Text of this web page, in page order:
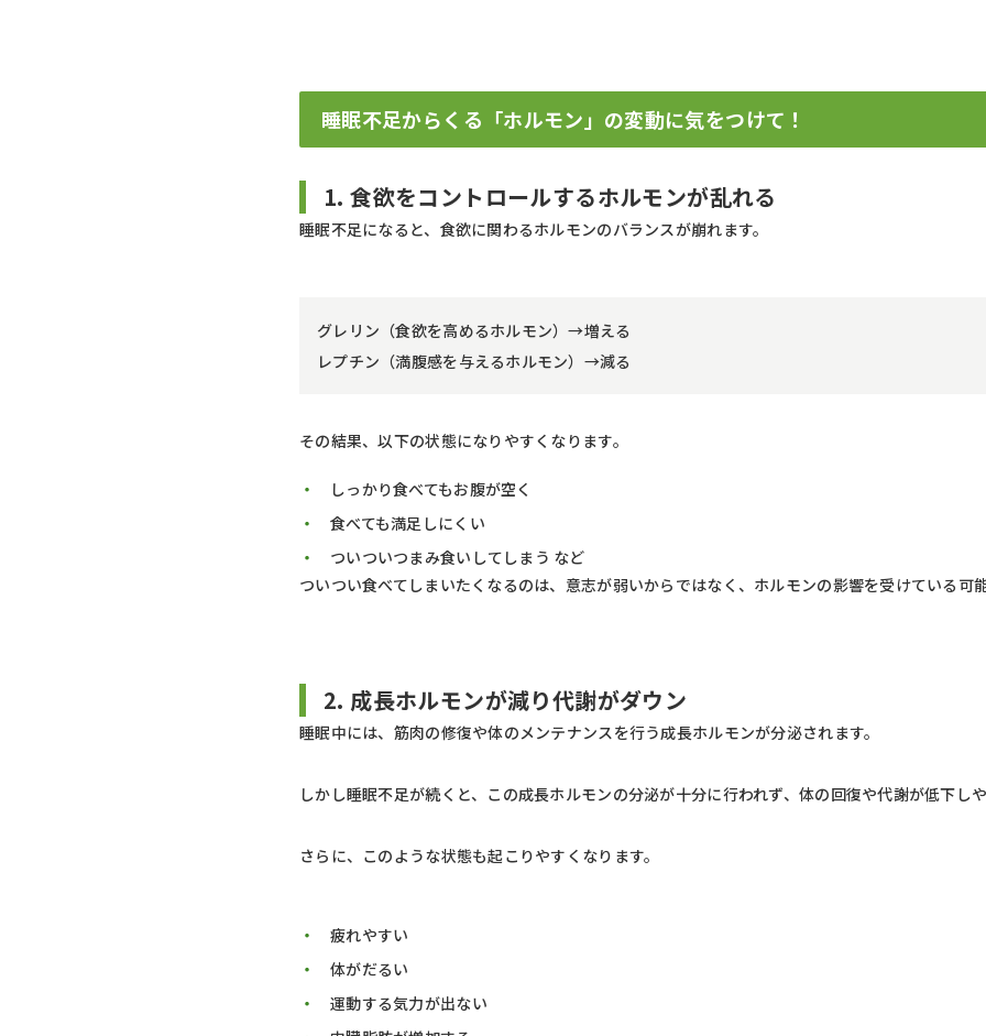
睡眠不足からくる「ホルモン」の変動に気をつけて！
1. 食欲をコントロールするホルモンが乱れる
睡眠不足になると、食欲に関わるホルモンのバランスが崩れます。
グレリン（食欲を高めるホルモン）→増える
レプチン（満腹感を与えるホルモン）→減る
その結果、以下の状態になりやすくなります。
しっかり食べてもお腹が空く
食べても満足しにくい
ついついつまみ食いしてしまう など
ついつい食べてしまいたくなるのは、意志が弱いからではなく、ホルモンの影響を受けている可
2. 成長ホルモンが減り代謝がダウン
睡眠中には、筋肉の修復や体のメンテナンスを行う成長ホルモンが分泌されます。
しかし睡眠不足が続くと、この成長ホルモンの分泌が十分に行われず、体の回復や代謝が低下し
さらに、このような状態も起こりやすくなります。
疲れやすい
体がだるい
運動する気力が出ない